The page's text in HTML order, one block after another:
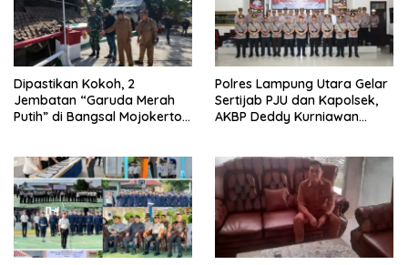
Dipastikan Kokoh, 2
Jembatan “Garuda Merah
Putih” di Bangsal Mojokerto
Polres Lampung Utara Gelar
Sertijab PJU dan Kapolsek,
AKBP Deddy Kurniawan